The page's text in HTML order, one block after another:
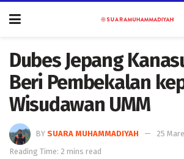
Dubes Jepang
Beri Pembekalan
Wisudawan UMM
BY SUARA MUHAMMADIYAH
25
Reading Time: 2 mins read